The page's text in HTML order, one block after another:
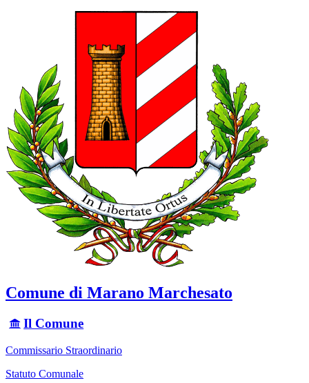
Comune di Marano Marchesato
Il Comune
Commissario Straordinario
Statuto Comunale